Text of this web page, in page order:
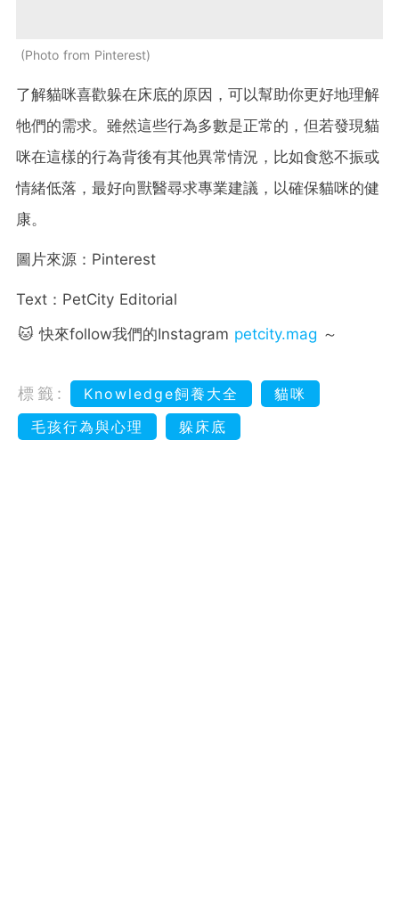
Photo from Pinterest
了解貓咪喜歡躲在床底的原因，可以幫助你更好地理解
牠們的需求。雖然這些行為多數是正常的，但若發現貓
咪在這樣的行為背後有其他異常情況，比如食慾不振或
情緒低落，最好向獸醫尋求專業建議，以確保貓咪的健
康。
圖片來源：Pinterest
Text：PetCity Editorial
🐱 快來follow我們的Instagram petcity.mag ～
標籤: Knowledge飼養大全
貓咪
毛孩行為與心理
躲床底